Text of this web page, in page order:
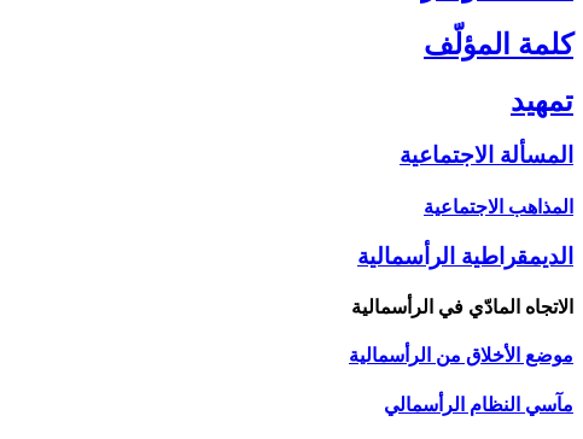
كلمة المؤلّف‏
تمهيد
المسألة الاجتماعية
المذاهب الاجتماعية
الديمقراطية الرأسمالية
الاتجاه المادّي في الرأسمالية
موضع الأخلاق من الرأسمالية
مآسي النظام الرأسمالي